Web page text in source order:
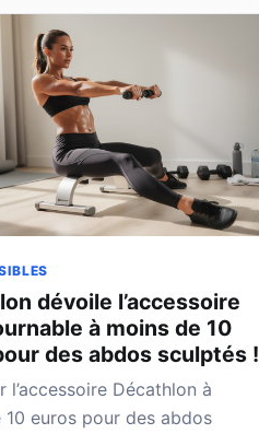
dévoile l’accessoire
à moins de 10
des abdos sculptés !
l’accessoire Décathlon à
10 euros pour des abdos